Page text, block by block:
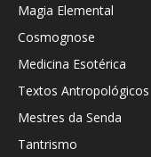
Magia Elemental
Cosmognose
Medicina Esotérica
Textos Antropológicos
Mestres da Senda
Tantrismo